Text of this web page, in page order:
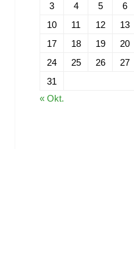
3
4 5 6
10
11 12 13
17
18 19 20
24
25 26 27
31
« Okt.